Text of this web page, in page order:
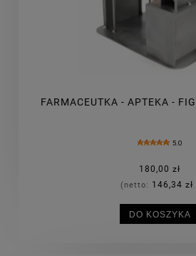
FARMACEUTKA - APTEKA -
5.0
180,00 zł
(netto: 146,34 zł
DO KOSZYKA